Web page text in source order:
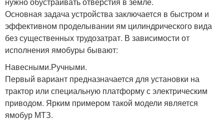
Основная задача устройства заключается в быстром и
эффективном проделывании ям цилиндрического вида
без существенных трудозатрат. В зависимости от
исполнения ямобуры бывают:
Навесными.Ручными.
Первый вариант предназначается для установки на
трактор или специальную платформу с электрическим
приводом. Ярким примером такой модели является
ямобур МТЗ.